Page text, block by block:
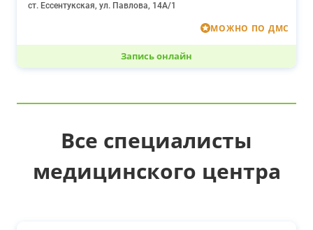
ст. Ессентукская, ул. Павлова, 14А/1
МОЖНО ПО ДМС
Запись онлайн
Все специалисты
медицинского центра